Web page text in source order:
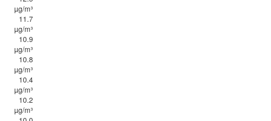
µg/m³
11.7
µg/m³
10.9
µg/m³
10.8
µg/m³
10.4
µg/m³
10.2
µg/m³